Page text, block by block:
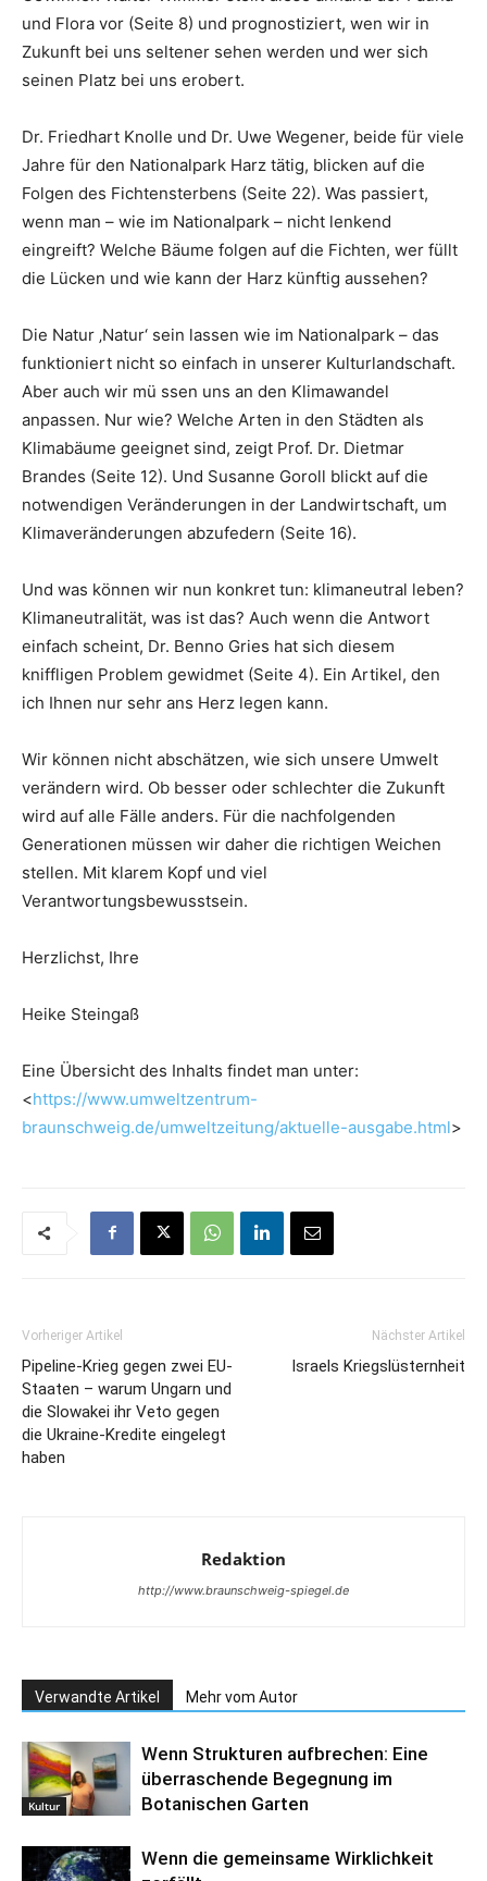
und Flora vor (Seite 8) und prognostiziert, wen wir in
Zukunft bei uns seltener sehen werden und wer sich
seinen Platz bei uns erobert.
Dr. Friedhart Knolle und Dr. Uwe Wegener, beide für viele
Jahre für den Nationalpark Harz tätig, blicken auf die
Folgen des Fichtensterbens (Seite 22). Was passiert,
wenn man – wie im Nationalpark – nicht lenkend
eingreift? Welche Bäume folgen auf die Fichten, wer füllt
die Lücken und wie kann der Harz künftig aussehen?
Die Natur ‚Natur‘ sein lassen wie im Nationalpark – das
funktioniert nicht so einfach in unserer Kulturlandschaft.
Aber auch wir mü ssen uns an den Klimawandel
anpassen. Nur wie? Welche Arten in den Städten als
Klimabäume geeignet sind, zeigt Prof. Dr. Dietmar
Brandes (Seite 12). Und Susanne Goroll blickt auf die
notwendigen Veränderungen in der Landwirtschaft, um
Klimaveränderungen abzufedern (Seite 16).
Und was können wir nun konkret tun: klimaneutral leben?
Klimaneutralität, was ist das? Auch wenn die Antwort
einfach scheint, Dr. Benno Gries hat sich diesem
kniffligen Problem gewidmet (Seite 4). Ein Artikel, den
ich Ihnen nur sehr ans Herz legen kann.
Wir können nicht abschätzen, wie sich unsere Umwelt
verändern wird. Ob besser oder schlechter die Zukunft
wird auf alle Fälle anders. Für die nachfolgenden
Generationen müssen wir daher die richtigen Weichen
stellen. Mit klarem Kopf und viel
Verantwortungsbewusstsein.
Herzlichst, Ihre
Heike Steingaß
Eine Übersicht des Inhalts findet man unter:
<https://www.umweltzentrum-
braunschweig.de/umweltzeitung/aktuelle-ausgabe.html>
Vorheriger Artikel
Pipeline-Krieg gegen zwei EU-
Staaten – warum Ungarn und
die Slowakei ihr Veto gegen
die Ukraine-Kredite eingelegt
haben
Nächster Artikel
Israels Kriegslüsternheit
Redaktion
http://www.braunschweig-spiegel.de
Verwandte Artikel Mehr vom Autor
Kultur
Wenn Strukturen aufbrechen: Eine
überraschende Begegnung im
Botanischen Garten
Wenn die gemeinsame Wirklichkeit